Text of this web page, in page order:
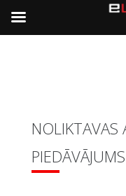
NOLIKTAVAS
PIEDĀVĀJUMS